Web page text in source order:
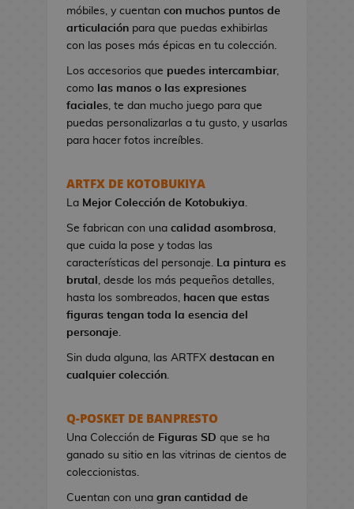
P
i
n
e
s
d
e
V
e
o
g
o
e
c
s
d
móbiles, y cuentan con muchos puntos de
articulación para que puedas exhibirlas
con las poses más épicas en tu colección.
Los accesorios que puedes intercambiar,
como las manos o las expresiones
faciales, te dan mucho juego para que
puedas personalizarlas a tu gusto, y usarlas
para hacer fotos increíbles.
ARTFX DE KOTOBUKIYA
La Mejor Colección de Kotobukiya.
Se fabrican con una calidad asombrosa,
que cuida la pose y todas las
características del personaje. La pintura es
brutal , desde los más pequeños detalles,
hasta los sombreados, hacen que estas
figuras tengan toda la esencia del
personaje.
Sin duda alguna, las ARTFX destacan en
cualquier colección.
Q-POSKET DE BANPRESTO
Una Colección de Figuras SD que se ha
ganado su sitio en las vitrinas de cientos de
coleccionistas.
Cuentan con una gran cantidad de